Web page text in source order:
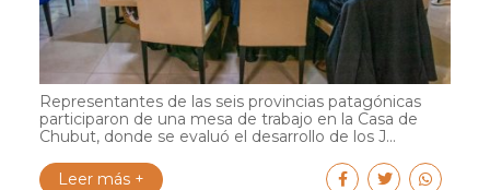
Representantes de las seis provincias patagónicas
participaron de una mesa de trabajo en la Casa de
Chubut, donde se evaluó el desarrollo de los J...
Leer más +